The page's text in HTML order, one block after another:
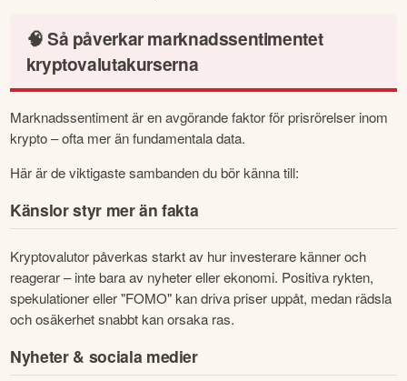
🧠 Så påverkar marknadssentimentet
kryptovalutakurserna
Marknadssentiment är en avgörande faktor för prisrörelser inom
krypto – ofta mer än fundamentala data.
Här är de viktigaste sambanden du bör känna till:
Känslor styr mer än fakta
Kryptovalutor påverkas starkt av hur investerare känner och
reagerar – inte bara av nyheter eller ekonomi. Positiva rykten,
spekulationer eller "FOMO" kan driva priser uppåt, medan rädsla
och osäkerhet snabbt kan orsaka ras.
Nyheter & sociala medier